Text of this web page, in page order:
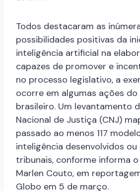
Todos destacaram as
possibilidades positivas da
inteligência artificial na
capazes de promover e
no processo legislativo, a
ocorre em algumas ações
brasileiro. Um levantamento
Nacional de Justiça (CNJ)
passado ao menos 117
inteligência desenvolvidos ou
tribunais, conforme informa
Marlen Couto, em
Globo em 5 de março.